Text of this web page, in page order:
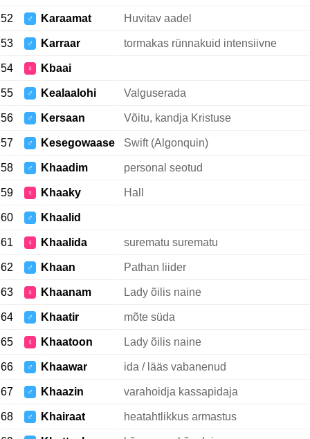
52 ♂ Karaamat Huvitav aadel
53 ♂ Karraar tormakas rünnakuid intensiivne
54 ♀ Kbaai
55 ♂ Kealaalohi Valguserada
56 ♂ Kersaan Võitu, kandja Kristuse
57 ♂ Kesegowaase Swift (Algonquin)
58 ♂ Khaadim personal seotud
59 ♀ Khaaky Hall
60 ♂ Khaalid
61 ♀ Khaalida surematu surematu
62 ♂ Khaan Pathan liider
63 ♀ Khaanam Lady õilis naine
64 ♂ Khaatir mõte süda
65 ♀ Khaatoon Lady õilis naine
66 ♂ Khaawar ida / lääs vabanenud
67 ♂ Khaazin varahoidja kassapidaja
68 ♂ Khairaat heatahtlikkus armastus